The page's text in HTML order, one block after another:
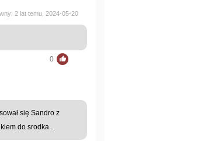
2 lat temu, 2024-05-20
0
się Sandro z
do srodka .